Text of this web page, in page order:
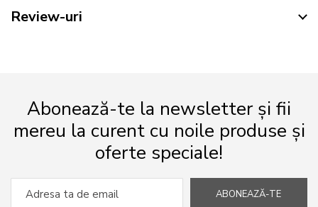
Review-uri
Abonează-te la newsletter și fii
mereu la curent cu noile produse și
oferte speciale!
ABONEAZĂ-TE